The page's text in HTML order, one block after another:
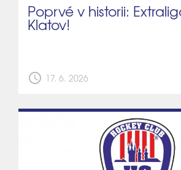
Poprvé v historii:
Klatov!
schedule 17. 6. 2026